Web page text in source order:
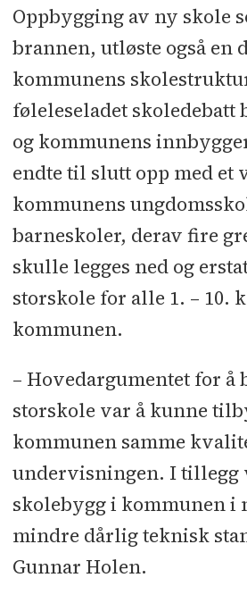
Oppbygging av ny skole
brannen, utløste også en
kommunens
føleleseladet
og kommunens
endte til slutt opp med et
kommunens
barneskoler, derav fire
skulle legges ned og
storskole for alle 1. – 10.
kommunen.
– Hovedargumentet for å
storskole var å kunne
kommunen samme
undervisningen. I tillegg
skolebygg i kommunen i
mindre dårlig teknisk
Gunnar Holen.